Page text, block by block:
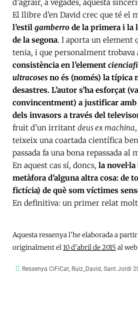
d’agrair, a vegades, aquesta
El llibre d’en David crec que té el
l’estil gamberro de la primera i la
de la segona. I aporta un element
tenia, i que personalment trobava
consistència en l’element
ultracoses no és (només) la típica
desastres. L’autor s’ha esforçat
convincentment) a justificar amb
dels invasors a través del
fruit d’un irritant deus ex machina
teixeix una coartada científica
passada fa una bona repassada al
En aquest cas sí, doncs, la
metàfora d’alguna altra cosa: de
fictícia) de què som víctimes
En definitiva: un primer relat
Aquesta ressenya l’he elaborada a
originalment el10 d’abril de 2015 al web
Ressenya CiFiCat, Ruiz_David, Sant Jordi